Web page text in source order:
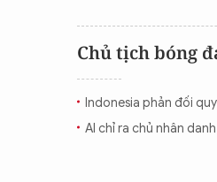
Chủ tịch bóng
Indonesia phản đối
AI chỉ ra chủ nhân